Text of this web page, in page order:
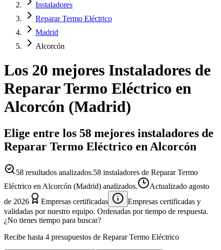
Instaladores
Reparar Termo Eléctrico
Madrid
Alcorcón
Los 20 mejores Instaladores de
Reparar Termo Eléctrico en
Alcorcón (Madrid)
Elige entre los 58 mejores instaladores de
Reparar Termo Eléctrico en Alcorcón
58 resultados analizados.58 instaladores de Reparar Termo
Eléctrico en Alcorcón (Madrid) analizados.
Actualizado agosto
de 2026
Empresas certificadas
Empresas certificadas y
validadas por nuestro equipo. Ordenadas por tiempo de respuesta.
¿No tienes tiempo para buscar?
Recibe hasta 4 presupuestos de Reparar Termo Eléctrico